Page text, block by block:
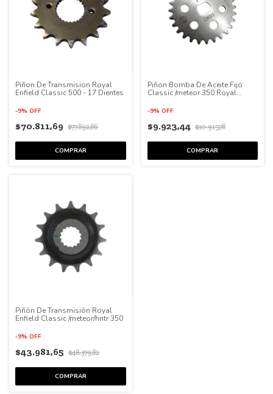
Piñon De Transmision Royal
Enfield Classic 500 - 17 Dientes
-9% OFF
$70.811,69 $77.892,86
Piñon Bomba De Aceite Fijo
Classic /meteor 350 Royal
-9% OFF
$9.923,44 $10.915,78
Piñón De Transmisión Royal
Enfield Classic /meteor/hntr 350
-9% OFF
$43.981,65 $48.379,82